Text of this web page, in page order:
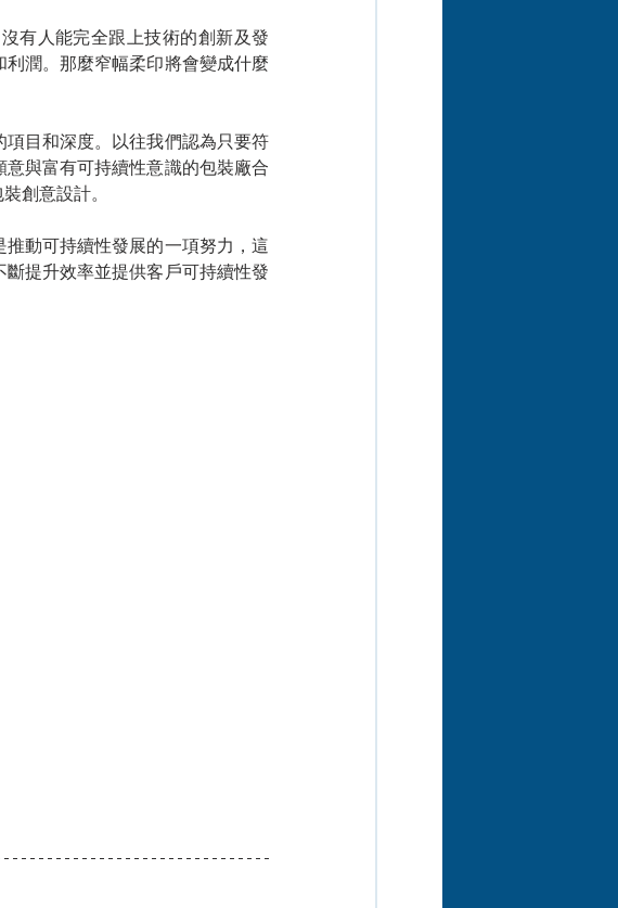
有人能完全跟上技術的創新及發
潤。那麼窄幅柔印將會變成什麼
目和深度。以往我們認為只要符
與富有可持續性意識的包裝廠合
創意設計。
動可持續性發展的一項努力，這
提升效率並提供客戶可持續性發